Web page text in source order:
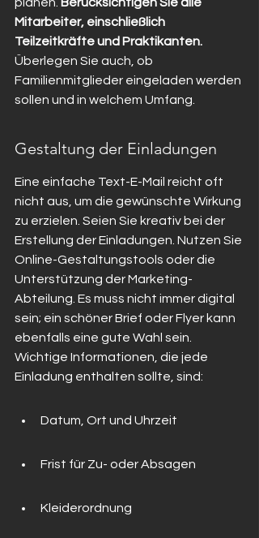
Mitarbeiter, einschließlich
Teilzeitkräfte und Praktikanten.
Überlegen Sie auch, ob
Familienmitglieder eingeladen werden
sollen und in welchem Umfang.
Gestaltung der Einladungen
Eine einfache Text-E-Mail reicht oft
nicht aus, um die gewünschte Wirkung
zu erzielen. Seien Sie kreativ bei der
Erstellung der Einladungen. Nutzen Sie
Online-Gestaltungstools oder die
Unterstützung der Marketing-
Abteilung. Es muss nicht immer digital
sein; ein schöner Brief oder Flyer kann
ebenfalls eine gute Wahl sein.
Wichtige Informationen, die jede
Einladung enthalten sollte, sind:
Datum, Ort und Uhrzeit
Frist für Zu- oder Absagen
Kleiderordnung